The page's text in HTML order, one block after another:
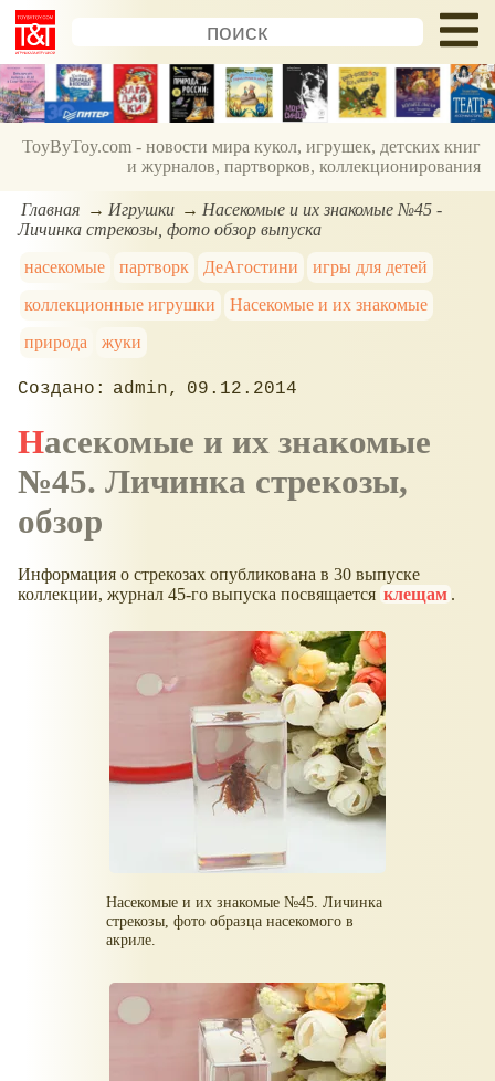
ToyByToy.com - новости мира кукол, игрушек, детских книг
и журналов, партворков, коллекционирования
Главная Игрушки
Насекомые и их знакомые №45 -
Личинка стрекозы, фото обзор выпуска
насекомые
партворк ДеАгостини
игры для детей
коллекционные игрушки
Насекомые и их знакомые
природа
жуки
admin 09.12.2014
Насекомые и их знакомые
№45. Личинка стрекозы,
обзор
Информация о стрекозах опубликована в 30 выпуске
коллекции, журнал 45-го выпуска посвящается клещам .
Насекомые и их знакомые №45. Личинка
стрекозы, фото образца насекомого в
акриле.